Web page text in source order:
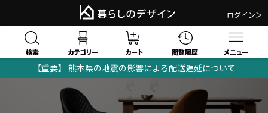
ログイン＞
検索 カテゴリー カート 閲覧履歴 メニュー
【重要】 熊本県の地震の影響による配送遅延について